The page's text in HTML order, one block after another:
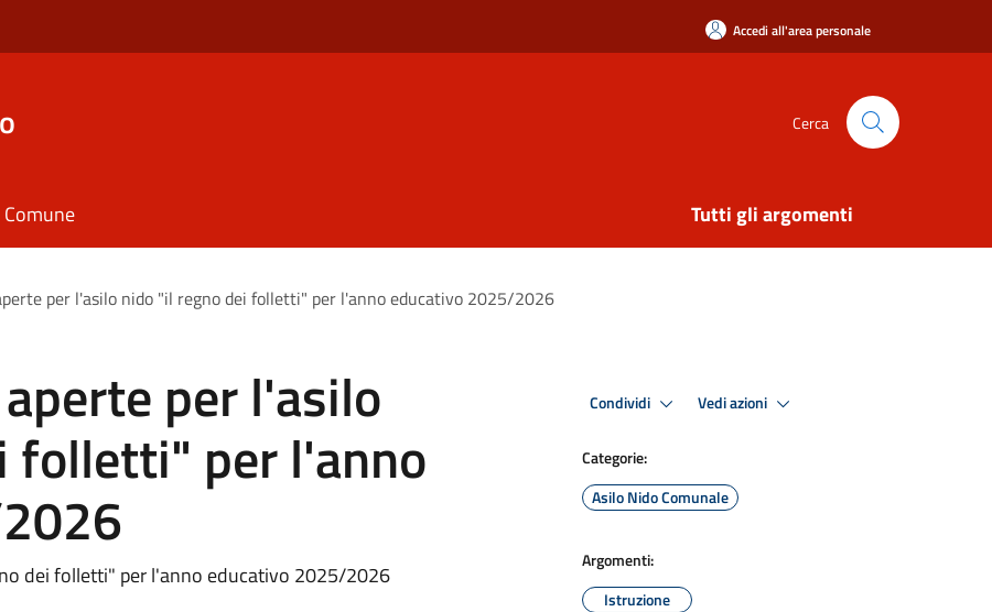
Accedi all'area personale
Cerca
Tutti gli argomenti
per l'asilo nido "il regno dei folletti" per l'anno educativo 2025/2026
per l'asilo
folletti" per l'anno
dei folletti" per l'anno educativo 2025/2026
Condividi Vedi azioni
Categorie:
Asilo Nido Comunale
Argomenti:
Istruzione